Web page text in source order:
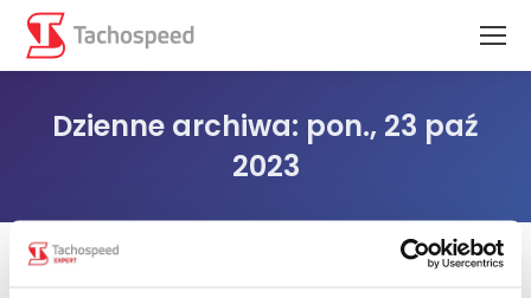
Dzienne archiwa: pon., 23 paź
2023